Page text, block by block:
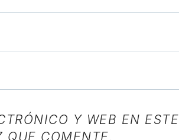
Y WEB EN ESTE
QUE COMENTE.